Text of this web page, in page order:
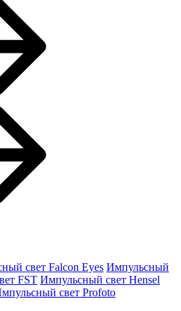
свет Falcon Eyes Импульсный
FST Импульсный свет Hensel
свет Profoto